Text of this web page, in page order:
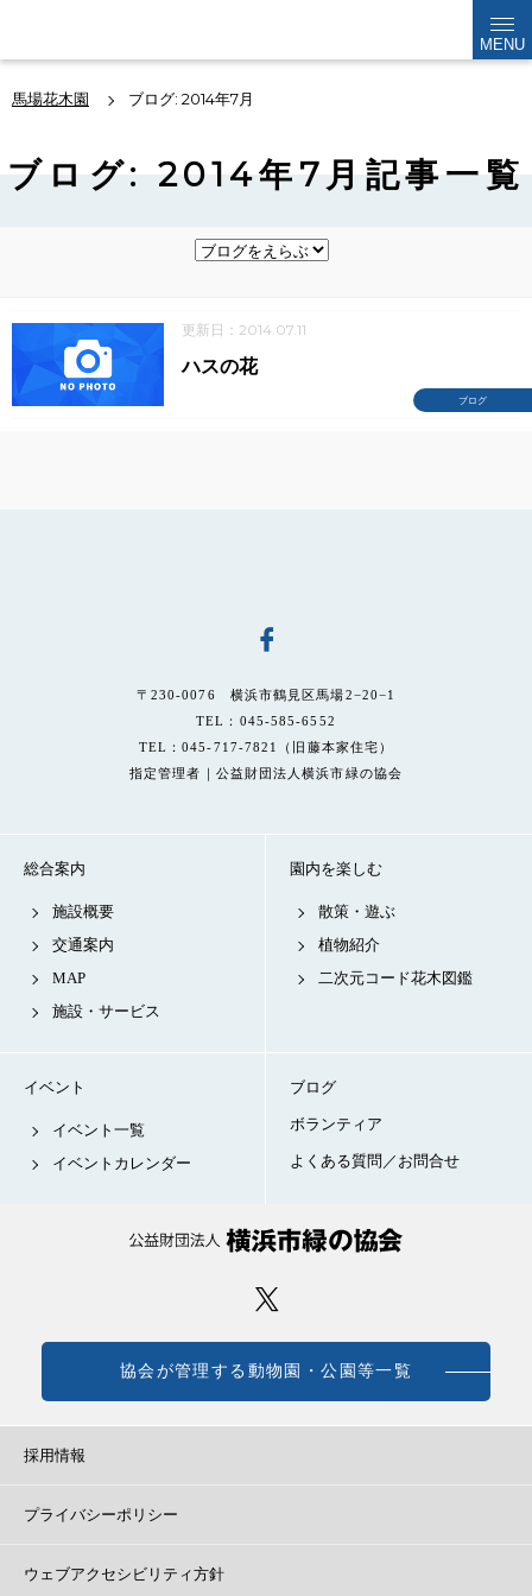
MENU
馬場花木園 ブログ: 2014年7月
ブログ: 2014年7月記事一覧
更新日：2014.07.11
ブログ
ハスの花
〒230-0076 横浜市鶴見区馬場2−20−1
TEL：045-585-6552
TEL：045-717-7821（旧藤本家住宅）
指定管理者｜公益財団法人横浜市緑の協会
総合案内
施設概要
交通案内
MAP
施設・サービス
園内を楽しむ
散策・遊ぶ
植物紹介
二次元コード花木図鑑
イベント
イベント一覧
イベントカレンダー
ブログ
ボランティア
よくある質問／お問合せ
協会が管理する動物園・公園等一覧
採用情報
プライバシーポリシー
ウェブアクセシビリティ方針